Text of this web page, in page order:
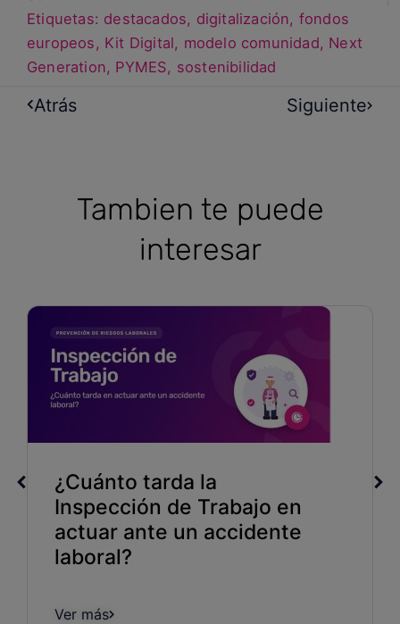
Etiquetas: destacados, digitalización, fondos
europeos, Kit Digital, modelo comunidad, Next
Generation, PYMES, sostenibilidad
Atrás Siguiente
Tambien te puede
interesar
¿Cuánto tarda la
Inspección de Trabajo en
actuar ante un accidente
laboral?
Ver más